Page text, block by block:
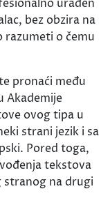
urađen
bez obzira na
razumeti o čemu
pronaći među
Akademije
ovog tipa u
strani jezik i sa
Pored toga,
tekstova
stranog na drugi